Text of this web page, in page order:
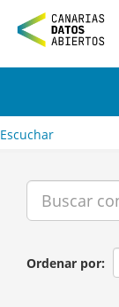
n
tEscuchar
Ordenar por